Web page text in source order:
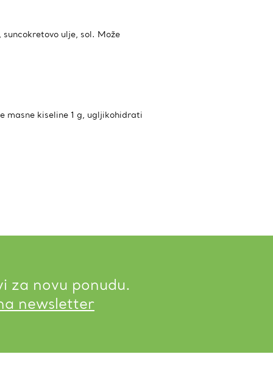
ulje, sol. Može
masne kiseline 1 g, ugljikohidrati
za novu ponudu.
newsletter